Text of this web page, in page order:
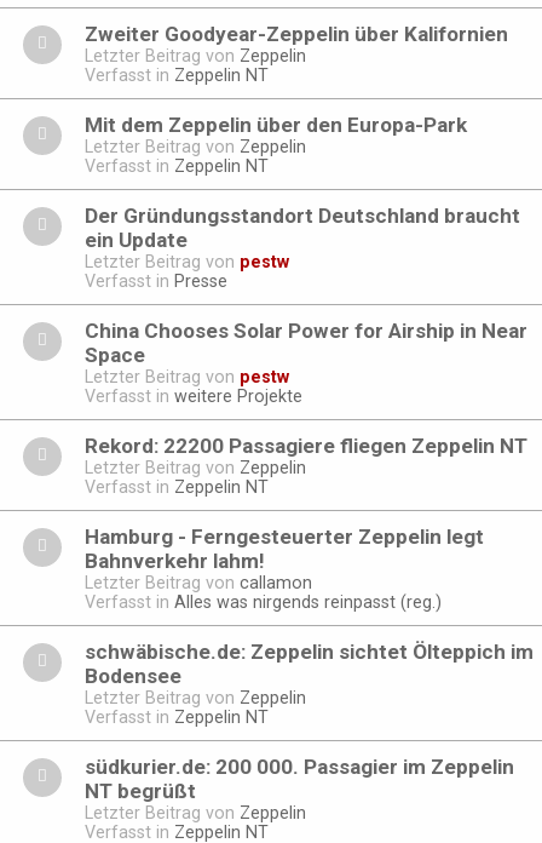
Zweiter Goodyear-Zeppelin über Kalifornien
Letzter Beitrag von Zeppelin
Verfasst in Zeppelin NT
Mit dem Zeppelin über den Europa-Park
Letzter Beitrag von Zeppelin
Verfasst in Zeppelin NT
Der Gründungsstandort Deutschland braucht
ein Update
Letzter Beitrag von pestw
Verfasst in Presse
China Chooses Solar Power for Airship in Near
Space
Letzter Beitrag von pestw
Verfasst in weitere Projekte
Rekord: 22200 Passagiere fliegen Zeppelin NT
Letzter Beitrag von Zeppelin
Verfasst in Zeppelin NT
Hamburg - Ferngesteuerter Zeppelin legt
Bahnverkehr lahm!
Letzter Beitrag von callamon
Verfasst in Alles was nirgends reinpasst (reg.)
schwäbische.de: Zeppelin sichtet Ölteppich im
Bodensee
Letzter Beitrag von Zeppelin
Verfasst in Zeppelin NT
südkurier.de: 200 000. Passagier im Zeppelin
NT begrüßt
Letzter Beitrag von Zeppelin
Verfasst in Zeppelin NT